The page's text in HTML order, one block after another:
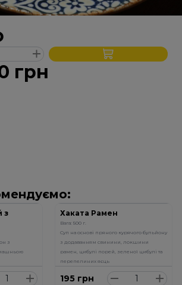
грн
з
з
Хаката Рамен
Вага: 500 г.
Суп на основі пряного курячого бульйону
з додаванням свинини, локшини
рамен, цибулі порей, зеленої цибулі та
перепелиних яєць
195 грн